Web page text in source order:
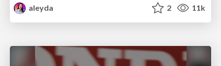
aleyda
2 11k